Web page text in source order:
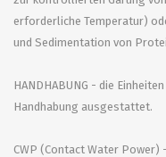
erforderliche Temperatur)
und Sedimentation von
HANDHABUNG - die
Handhabung ausgestattet.
CWP (Contact Water